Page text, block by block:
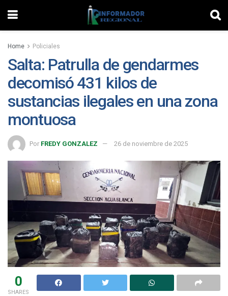
Home Policiales
Salta: Patrulla de gendarmes
decomisó 431 kilos de
sustancias ilegales en una zona
montuosa
Por FREDY GONZALEZ 26 de noviembre de 2025
0
SHARES